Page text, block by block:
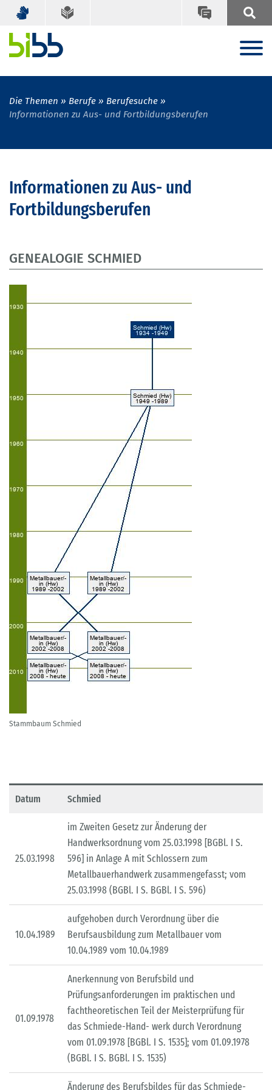
Die Themen Berufe
Berufesuche
Informationen zu Aus- und Fortbildungsberufen
Informationen zu Aus- und
Fortbildungsberufen
GENEALOGIE SCHMIED
Stammbaum Schmied
Datum Schmied
25.03.1998
im Zweiten Gesetz zur Änderung der
Handwerksordnung vom 25.03.1998 [BGBl. I S.
596] in Anlage A mit Schlossern zum
Metallbauerhandwerk zusammengefasst; vom
25.03.1998 (BGBl. I S. BGBl. I S. 596)
10.04.1989
aufgehoben durch Verordnung über die
Berufsausbildung zum Metallbauer vom
10.04.1989 vom 10.04.1989
01.09.1978
Anerkennung von Berufsbild und
Prüfungsanforderungen im praktischen und
fachtheoretischen Teil der Meisterprüfung für
das Schmiede-Hand- werk durch Verordnung
vom 01.09.1978 [BGBl. I S. 1535]; vom 01.09.1978
(BGBl. I S. BGBl. I S. 1535)
Änderung des Berufsbildes für das Schmiede-